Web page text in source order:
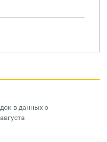
в данных о